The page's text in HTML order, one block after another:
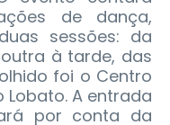
de dança,
sessões: da
outra à tarde, das
foi o Centro
Lobato. A entrada
por conta da